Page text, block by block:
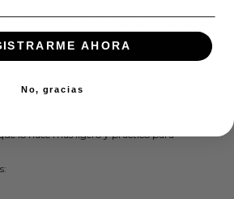
sistemas de aire acondicionado y
flexibles de alta resistencia (roja,
universales que aseguran un acople
con materiales reforzados que
lo hace más ligero y práctico para
AHORA
No, gracias